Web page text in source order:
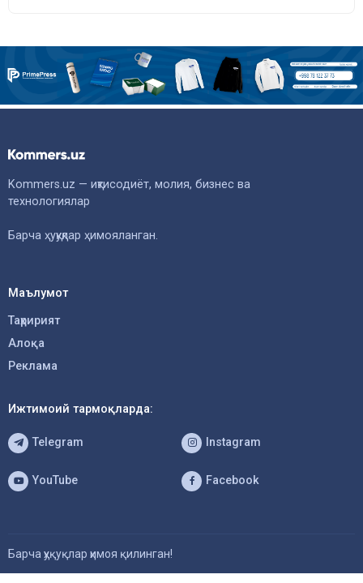
Kommers.uz — иқтисодиёт, молия, бизнес ва
технологиялар
Барча ҳуқуқлар ҳимояланган.
Маълумот
Таҳририят
Алоқа
Реклама
Ижтимоий тармоқларда:
Telegram Instagram
YouTube Facebook
Барча ҳуқуқлар ҳимоя қилинган!